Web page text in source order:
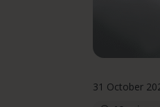
31 October